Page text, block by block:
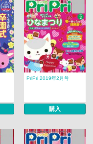
PriPri 2019年2月号
購入